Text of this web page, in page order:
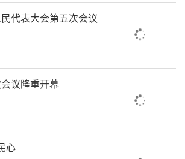
代表大会第五次会议
议隆重开幕
心